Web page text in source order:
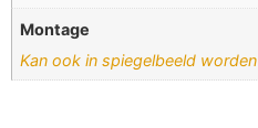
Montage
Kan ook in spiegelbeeld